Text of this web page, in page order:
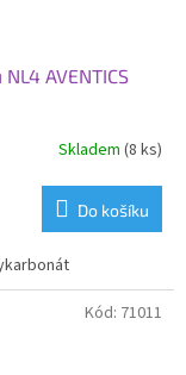
AVENTICS
Skladem (8 ks)
Do košíku
Kód: 71011